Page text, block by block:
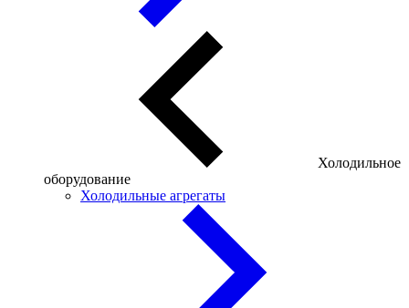
Холодильное
оборудование
Холодильные агрегаты